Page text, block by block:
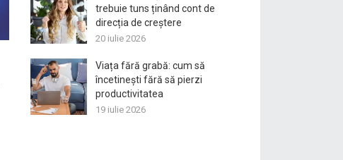
trebuie tuns ținând cont de
direcția de creștere
20 iulie 2026
Viața fără grabă: cum să
încetinești fără să pierzi
productivitatea
19 iulie 2026